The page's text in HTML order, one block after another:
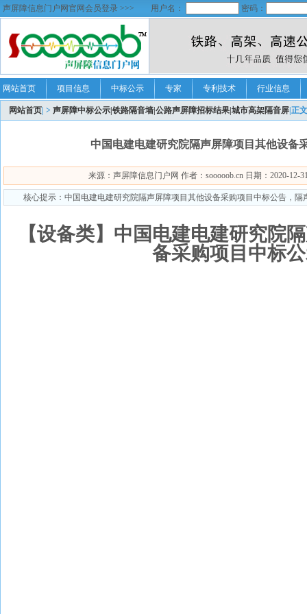
声屏障信息门户网官网会员登录 >>> 用户名： 密码：
网站首页 项目信息 中标公示 专家 专利技术 行业信息
网站首页 | > 声屏障中标公示|铁路隔音墙|公路声屏障招标结果|城市高架隔音屏 |正文
中国电建电建研究院隔声屏障项目其他设备
来源：声屏障信息门户网 作者：sooooob.cn 日期：2020-12-
核心提示：中国电建电建研究院隔声屏障项目其他设备采购项目中标公告，
【设备类】中国电建电建研究院
备采购项目中标